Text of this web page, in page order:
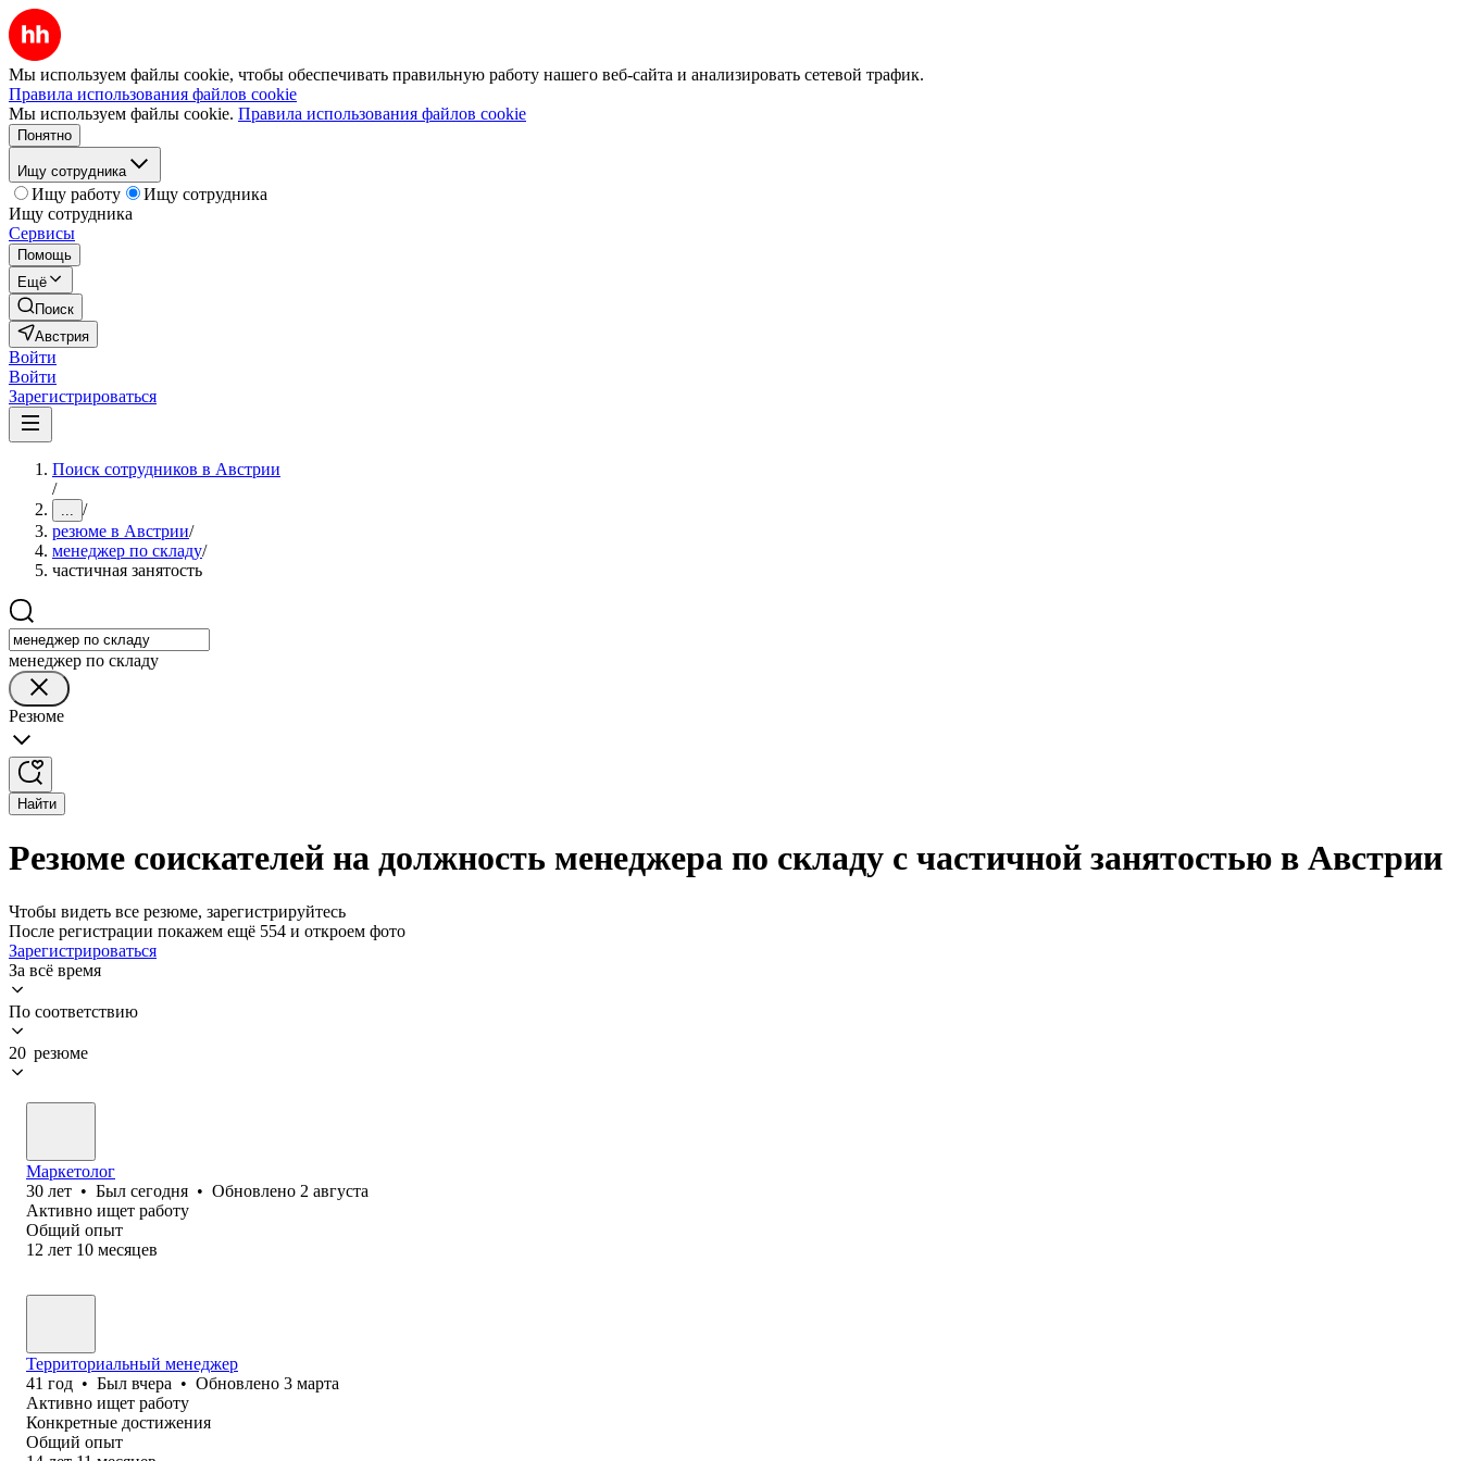
Мы используем файлы cookie, чтобы обеспечивать правильную работу нашего веб-сайта и анализировать сетевой трафик.
Правила использования файлов cookie
Мы используем файлы cookie. Правила использования файлов cookie
Понятно
Ищу сотрудника
Ищу работу
Ищу сотрудника
Ищу сотрудника
Сервисы
Помощь
Ещё
Поиск
Австрия
Войти
Войти
Зарегистрироваться
Поиск сотрудников в Австрии
/
... /
резюме в Австрии/
менеджер по складу/
частичная занятость
менеджер по складу
Резюме
Найти
Резюме соискателей на должность менеджера по складу с частичной занятостью в Австрии
Чтобы видеть все резюме, зарегистрируйтесь
После регистрации покажем ещё 554 и откроем фото
Зарегистрироваться
За всё время
По соответствию
20 резюме
Маркетолог
30 лет • Был сегодня • Обновлено 2 августа
Активно ищет работу
Общий опыт
12 лет 10 месяцев
Территориальный менеджер
41 год • Был вчера • Обновлено 3 марта
Активно ищет работу
Конкретные достижения
Общий опыт